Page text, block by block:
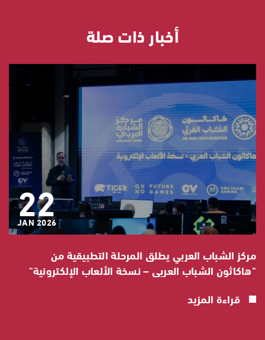
أخبار ذات صلة
22
JAN 2026
مركز الشباب العربي يطلق المرحلة التطبيقية من
"هاكاثون الشباب العربي – نسخة الألعاب الإلكترونية"
قراءة المزيد